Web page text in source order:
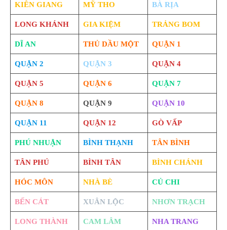
KIÊN GIANG MỸ THO BÀ RỊA
LONG KHÁNH GIA KIỆM TRẢNG BOM
DĨ AN THỦ DẦU MỘT QUẬN 1
QUẬN 2 QUẬN 3 QUẬN 4
QUẬN 5 QUẬN 6 QUẬN 7
QUẬN 8 QUẬN 9 QUẬN 10
QUẬN 11 QUẬN 12 GÒ VẤP
PHÚ NHUẬN BÌNH THẠNH TÂN BÌNH
TÂN PHÚ BÌNH TÂN BÌNH CHÁNH
HÓC MÔN NHÀ BÈ CỦ CHI
BẾN CÁT XUÂN LỘC NHƠN TRẠCH
LONG THÀNH CAM LÂM NHA TRANG